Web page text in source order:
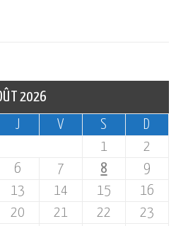
2026
J V S
D
1
2
6 7 8
9
13 14 15
16
20 21 22 23